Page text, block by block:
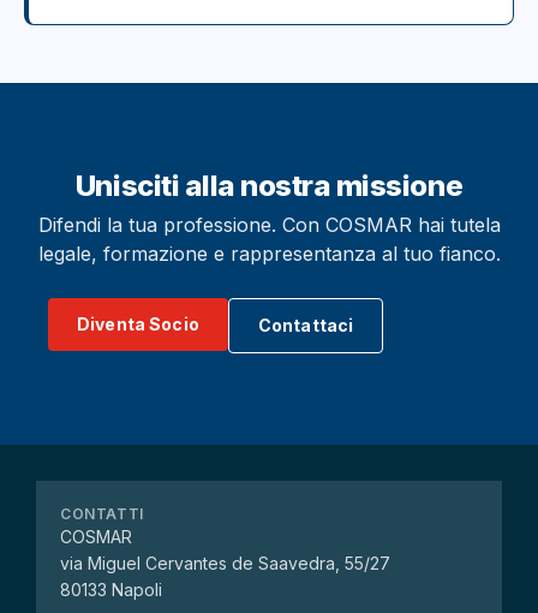
Unisciti alla nostra missione
Difendi la tua professione. Con COSMAR hai tutela
legale, formazione e rappresentanza al tuo fianco.
Diventa Socio Contattaci
CONTATTI
COSMAR
via Miguel Cervantes de Saavedra, 55/27
80133 Napoli